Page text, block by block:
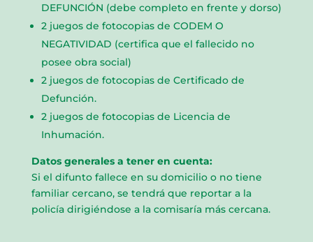
DEFUNCIÓN (debe completo en frente y dorso)
2 juegos de fotocopias de CODEM O
NEGATIVIDAD (certifica que el fallecido no
posee obra social)
2 juegos de fotocopias de Certificado de
Defunción.
2 juegos de fotocopias de Licencia de
Inhumación.
Datos generales a tener en cuenta:
Si el difunto fallece en su domicilio o no tiene
familiar cercano, se tendrá que reportar a la
policía dirigiéndose a la comisaría más cercana.